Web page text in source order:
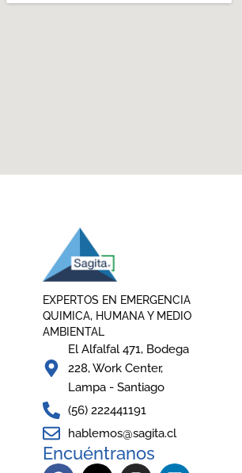
EXPERTOS EN EMERGENCIA
QUIMICA, HUMANA Y MEDIO
AMBIENTAL
El Alfalfal 471, Bodega
228, Work Center,
Lampa - Santiago
(56) 222441191
hablemos@sagita.cl
Encuéntranos